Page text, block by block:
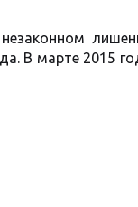
В марте 2015